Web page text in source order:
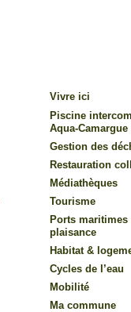
Vivre ici
Piscine
Aqua-Camargue
Gestion des
Restauration
Médiathèques
Tourisme
Ports maritimes
plaisance
Habitat &
Cycles de l’eau
Mobilité
Ma commune